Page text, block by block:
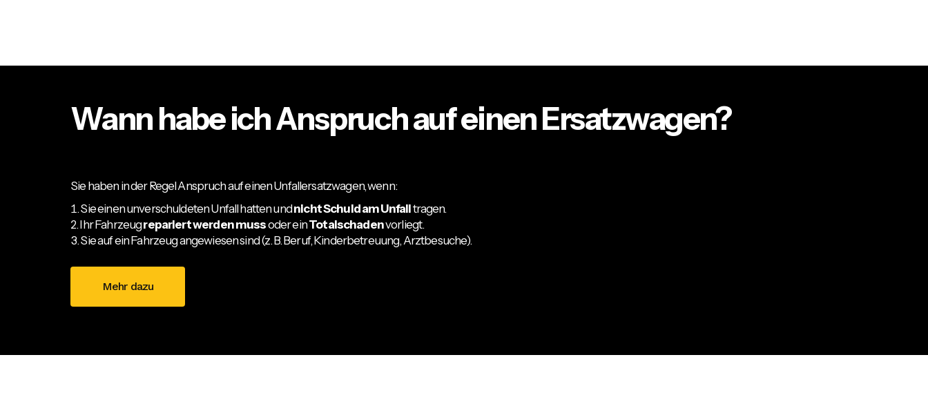
Wann habe ich Anspruch auf einen Ersatzwagen?
Sie haben in der Regel Anspruch auf einen Unfallersatzwagen, wenn:
Sie einen unverschuldeten Unfall hatten undnicht Schuld am Unfalltragen.
Ihr Fahrzeugrepariert werden mussoder einTotalschadenvorliegt.
Sie auf ein Fahrzeug angewiesen sind (z. B. Beruf, Kinderbetreuung, Arztbesuche).
Mehr dazu